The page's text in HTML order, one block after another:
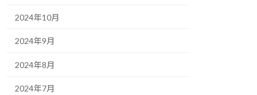
2024年10月
2024年9月
2024年8月
2024年7月